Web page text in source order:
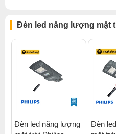
Đèn led năng lượng mặt
Đèn led năng lượng
Đèn